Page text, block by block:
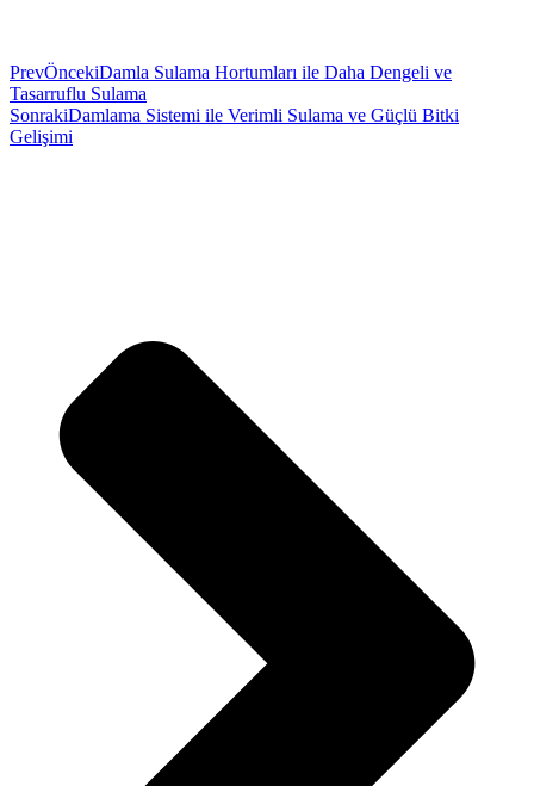
PrevÖncekiDamla Sulama Hortumları ile Daha Dengeli ve
Tasarruflu Sulama
SonrakiDamlama Sistemi ile Verimli Sulama ve Güçlü Bitki
Gelişimi